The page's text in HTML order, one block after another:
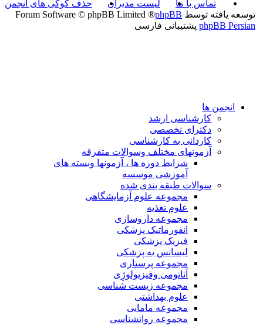
حذف کوکی های انجمن
لیست مدیران
تماس با ما
توسعه یافته توسط phpBB
® Forum Software © phpBB Limited
phpBB Persian پشتیبانی فارسی
انجمن ها
کارشناسی ارشد
دکترای تخصصی
کاردانی به کارشناسی
آزمونهای مختلف وسوالات متفرقه
شرایط دوره ها ، آزمونها وبسته های
آموزشی موسسه
سوالات طبقه بندی شده
مجموعه علوم آزمایشگاهی
علوم تغذیه
مجموعه داروسازی
انفورماتیک پزشکی
فیزیک پزشکی
لیسانس به پزشکی
مجموعه پرستاری
آناتومی وفیزیولوژِی
مجموعه زیست شناسی
علوم بهداشتی
مجموعه مامایی
مجموعه روانشناسی